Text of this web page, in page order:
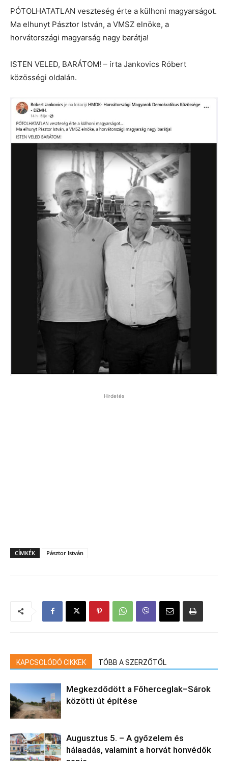
PÓTOLHATATLAN veszteség érte a külhoni magyarságot.
Ma elhunyt Pásztor István, a VMSZ elnöke, a
horvátországi magyarság nagy barátja!
ISTEN VELED, BARÁTOM! – írta Jankovics Róbert
közösségi oldalán.
Hirdetés
CÍMKÉK Pásztor István
KAPCSOLÓDÓ CIKKEK TÖBB A SZERZŐTŐL
Megkezdődött a Főherceglak–Sárok
közötti út építése
Augusztus 5. – A győzelem és
hálaadás, valamint a horvát honvédők